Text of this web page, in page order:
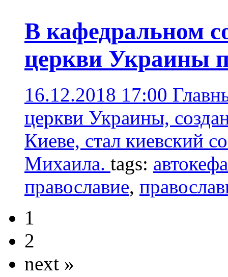
В кафедральном
церкви Украины
16.12.2018 17:00
церкви Украины,
Киеве, стал киевский
Михаила. tags:
православие,
1
2
next »